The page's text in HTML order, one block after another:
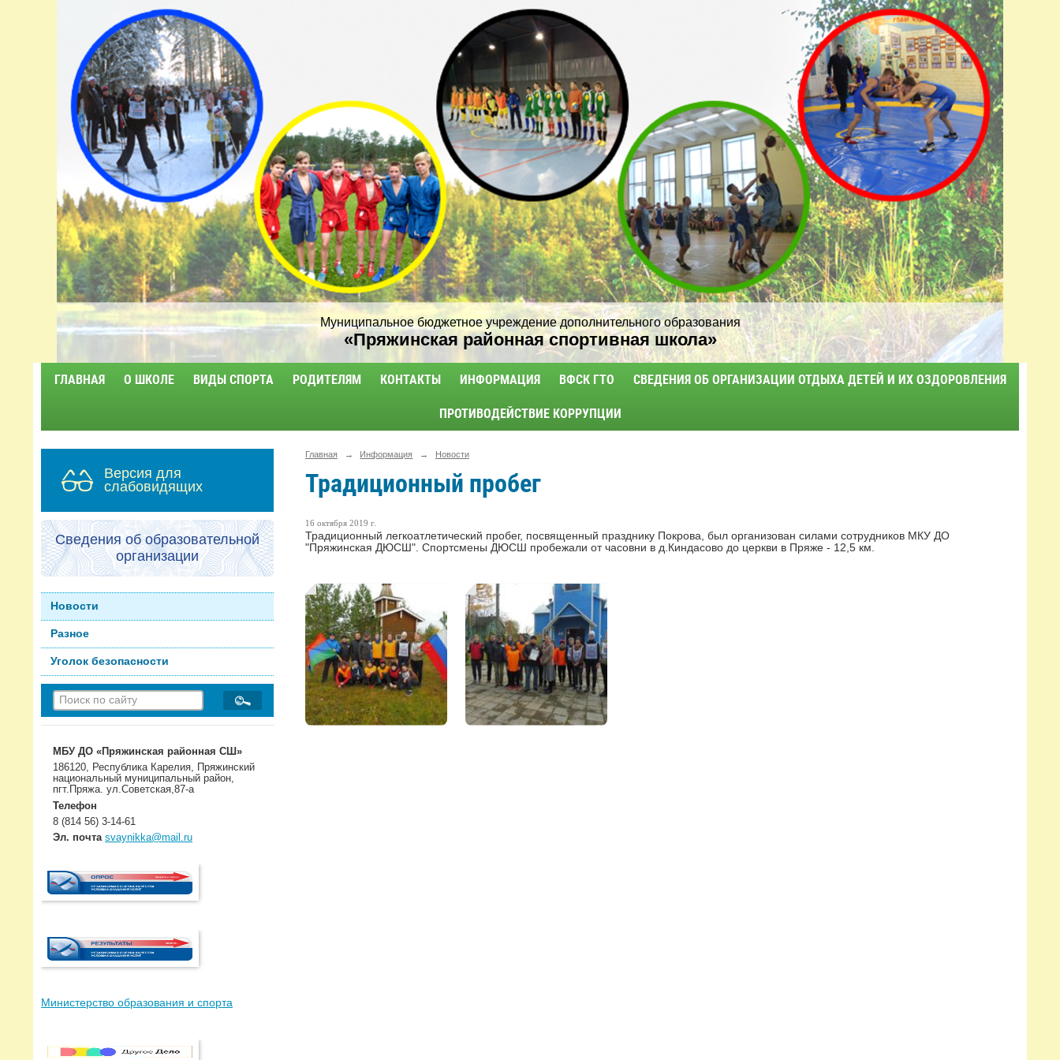
Муниципальное бюджетное учреждение дополнительного образования
«Пряжинская районная спортивная школа»
ГЛАВНАЯ О ШКОЛЕ ВИДЫ СПОРТА РОДИТЕЛЯМ КОНТАКТЫ ИНФОРМАЦИЯ ВФСК ГТО СВЕДЕНИЯ ОБ ОРГАНИЗАЦИИ ОТДЫХА ДЕТЕЙ И ИХ ОЗДОРОВЛЕНИЯ
ПРОТИВОДЕЙСТВИЕ КОРРУПЦИИ
Версия для
слабовидящих
Сведения об образовательной
организации
Новости
Разное
Уголок безопасности
МБУ ДО «Пряжинская районная СШ»
186120, Республика Карелия, Пряжинский
национальный муниципальный район,
пгт.Пряжа. ул.Советская,87-а
Телефон
8 (814 56) 3-14-61
Эл. почта svaynikka@mail.ru
Министерство образования и спорта
Главная → Информация → Новости
Традиционный пробег
16 октября 2019 г.
Традиционный легкоатлетический пробег, посвященный празднику Покрова, был организован силами сотрудников МКУ ДО
"Пряжинская ДЮСШ". Спортсмены ДЮСШ пробежали от часовни в д.Киндасово до церкви в Пряже - 12,5 км.